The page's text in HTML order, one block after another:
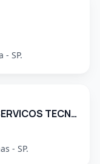
- SP.
DEFENZZA ASSESSORIA E SERVICOS TECNICOS LTDA
- SP.